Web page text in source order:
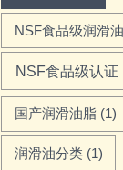
NSF食品级润滑油
NSF食品级认证
国产润滑油脂 (1)
润滑油分类(1)